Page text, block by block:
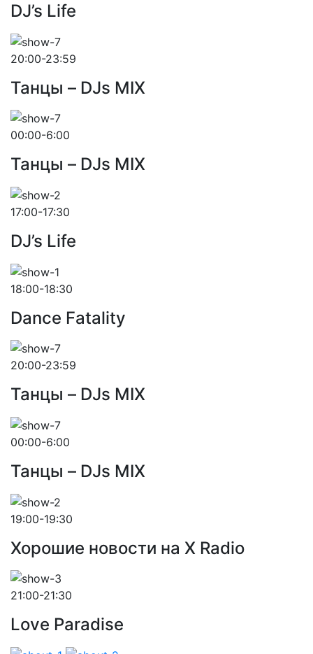
DJ’s Life
20:00-23:59
Танцы – DJs MIX
00:00-6:00
Танцы – DJs MIX
17:00-17:30
DJ’s Life
18:00-18:30
Dance Fatality
20:00-23:59
Танцы – DJs MIX
00:00-6:00
Танцы – DJs MIX
19:00-19:30
Хорошие новости на X Radio
21:00-21:30
Love Paradise